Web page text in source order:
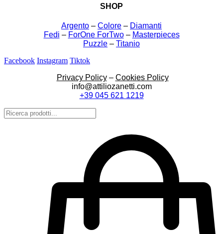
SHOP
Argento – Colore – Diamanti
Fedi – ForOne ForTwo– Masterpieces
Puzzle – Titanio
Facebook Instagram Tiktok
Privacy Policy– Cookies Policy
info@attiliozanetti.com
+39 045 621 1219